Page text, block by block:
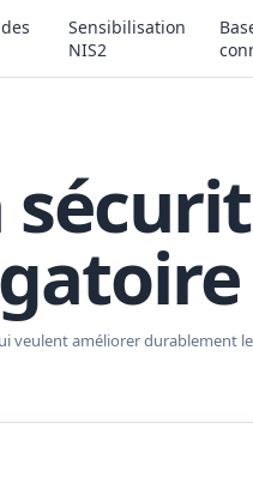
Sensibilisation
NIS2
veulent améliorer durablement